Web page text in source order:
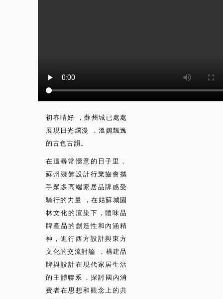
初春晴好，蘇州城已處處
展現日光爛漫，溫婉飄逸
的古色古韻。
在這尋常愜意的日子里，
蘇州裝飾設計行業協會攜
手眾多高端家居品牌感受
騎行的力量，在姑蘇城園
林文化的渲染下，體味品
牌產品的創造性和內涵精
神，進行西方設計與東方
文化的交流討論，構建品
牌與設計在現代家居生活
的主體聯系，探討國內消
費者在思想和觀念上的共